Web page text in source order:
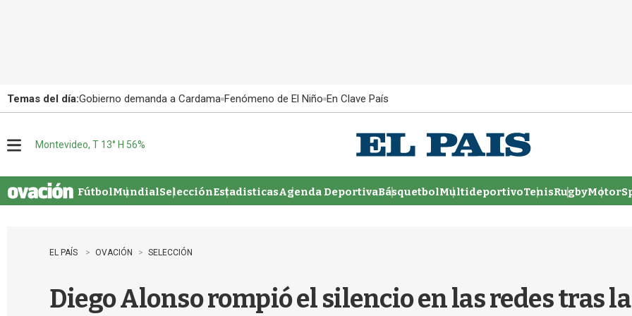
Temas del día:Gobierno demanda a Cardama Fenómeno de El Niño En Clave País
u
Montevideo, T 13° H 56%
FútbolMundialSelecciónEstadisticasAgenda DeportivaBásquetbolMultideportivoTenisRugby
EL PAÍS OVACIÓN SELECCIÓN
Diego Alonso rompió el silencio en las redes tras